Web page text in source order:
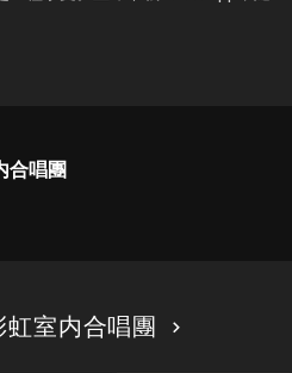
合唱團
虹室内合唱團